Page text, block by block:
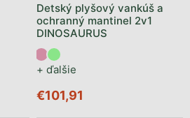
Detský plyšový vankúš a
ochranný mantinel 2v1
DINOSAURUS
+ ďalšie
€101,91